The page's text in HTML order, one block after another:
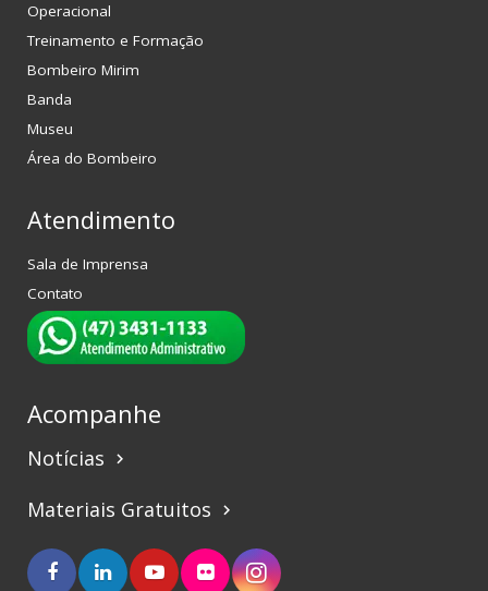
Operacional
Treinamento e Formação
Bombeiro Mirim
Banda
Museu
Área do Bombeiro
Atendimento
Sala de Imprensa
Contato
Acompanhe
Notícias keyboard_arrow_right
Materiais Gratuitos keyboard_arrow_right